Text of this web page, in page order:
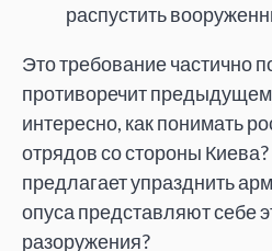
распустить
Это требование частично
противоречит
интересно, как понимать
отрядов со стороны Киева?
предлагает упразднить
опуса представляют себе
разоружения?